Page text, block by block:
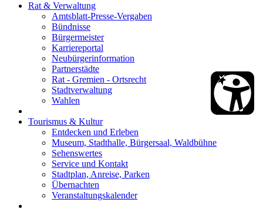
Rat & Verwaltung
Amtsblatt-Presse-Vergaben
Bündnisse
Bürgermeister
Karriereportal
Neubürgerinformation
Partnerstädte
Rat - Gremien - Ortsrecht
Stadtverwaltung
Wahlen
Tourismus & Kultur
Entdecken und Erleben
Museum, Stadthalle, Bürgersaal, Waldbühne
Sehenswertes
Service und Kontakt
Stadtplan, Anreise, Parken
Übernachten
Veranstaltungskalender